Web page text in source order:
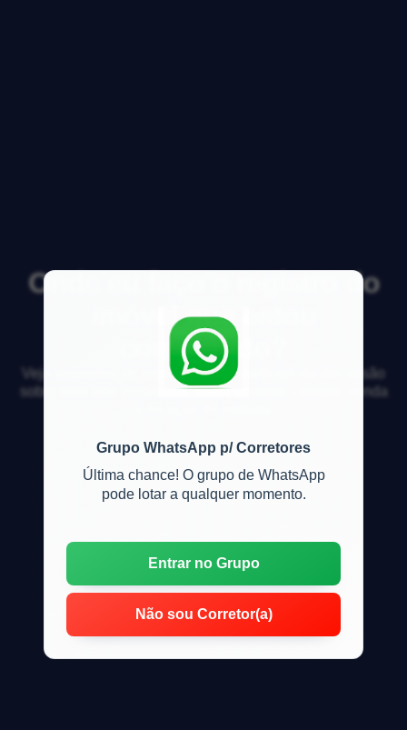
Grupo WhatsApp p/ Corretores
Última chance! O grupo de WhatsApp
pode lotar a qualquer momento.
Entrar no Grupo
Não sou Corretor(a)
Onde eu faço o registro do
imóvel que estou
comprando?
Veja respostas de especialistas e participe da discussão
sobre mercado imobiliário, financiamento, compra, venda